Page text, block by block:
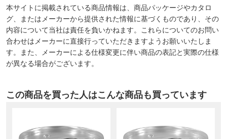
本サイトに掲載されている商品情報は、商品パッケージやカタロ
グ、またはメーカーから提供された情報に基づくものであり、その
内容について当社は責任を負いかねます。これらについてのお問い
合わせはメーカーに直接行っていただきますようお願いいたしま
す。また、メーカーによる仕様変更に伴い商品の表記と実際の仕様
が異なる場合がございます。
この商品を買った人はこんな商品も買っています